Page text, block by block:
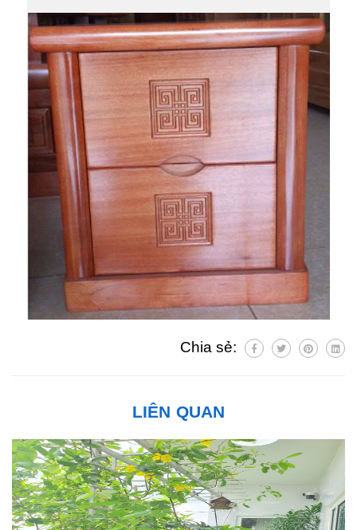
Chia sẻ:
LIÊN QUAN